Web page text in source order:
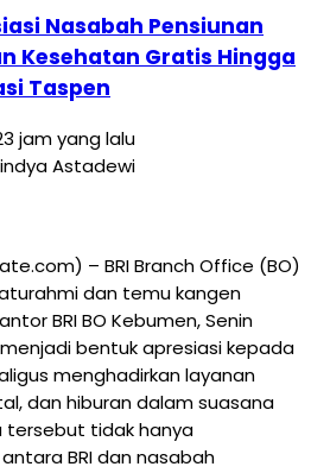
Nasabah Pensiunan
Kesehatan Gratis Hingga
Taspen
jam yang lalu
Astadewi
– BRI Branch Office (BO)
dan temu kangen
BRI BO Kebumen, Senin
bentuk apresiasi kepada
menghadirkan layanan
dan hiburan dalam suasana
tersebut tidak hanya
BRI dan nasabah